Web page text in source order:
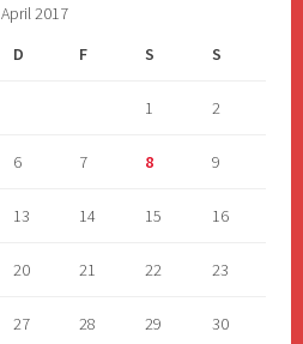
April 2017
D F S S
1 2
6 7 8 9
13 14 15 16
20 21 22 23
27 28 29 30